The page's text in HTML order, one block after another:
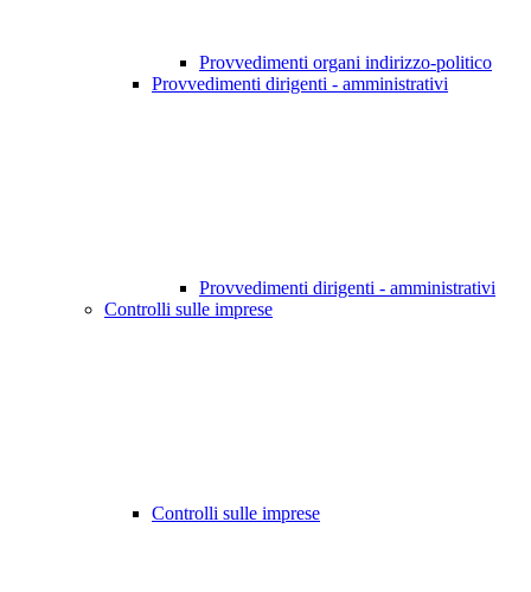
Provvedimenti organi indirizzo-politico
Provvedimenti dirigenti - amministrativi
Provvedimenti dirigenti - amministrativi
Controlli sulle imprese
Controlli sulle imprese